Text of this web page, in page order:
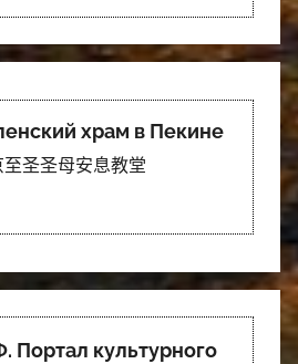
храм в Пекине
至圣圣母安息教堂
Портал культурного